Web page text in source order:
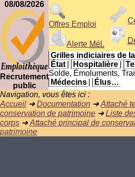
08/08/2026
Recrutement
public
Offres Emploi
Alerte Mél.
Grilles indiciaires de
État
Hospitalière
Solde, Émoluments,
Médecins
Élus…
Navigation, vous êtes ici :
Accueil ➜Documentation ➜Attaché
conservation de patrimoine ➜Liste
corps ➜Attaché principal de
patrimoine